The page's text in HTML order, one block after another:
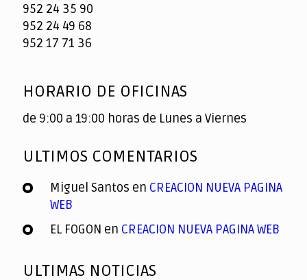
952 24 35 90
952 24 49 68
952 17 71 36
HORARIO DE OFICINAS
de 9:00 a 19:00 horas de Lunes a Viernes
ULTIMOS COMENTARIOS
Miguel Santos en CREACION NUEVA PAGINA
WEB
EL FOGON en CREACION NUEVA PAGINA WEB
ULTIMAS NOTICIAS